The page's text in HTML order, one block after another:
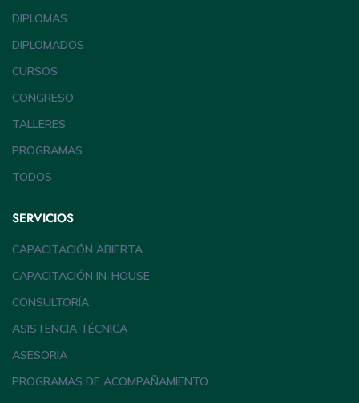
DIPLOMAS
DIPLOMADOS
CURSOS
CONGRESO
TALLERES
PROGRAMAS
TODOS
SERVICIOS
CAPACITACIÓN ABIERTA
CAPACITACIÓN IN-HOUSE
CONSULTORÍA
ASISTENCIA TÉCNICA
ASESORIA
PROGRAMAS DE ACOMPAÑAMIENTO